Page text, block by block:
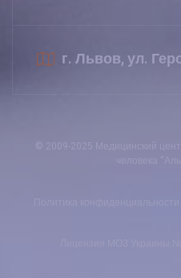
г. Львов, ул.